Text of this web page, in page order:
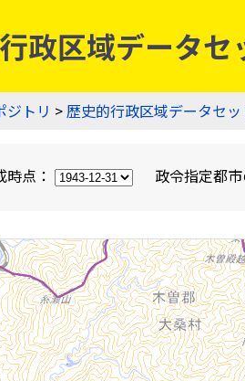
政区域データ
ジトリ >歴史的行政区域データセ
点： 政令指定都市